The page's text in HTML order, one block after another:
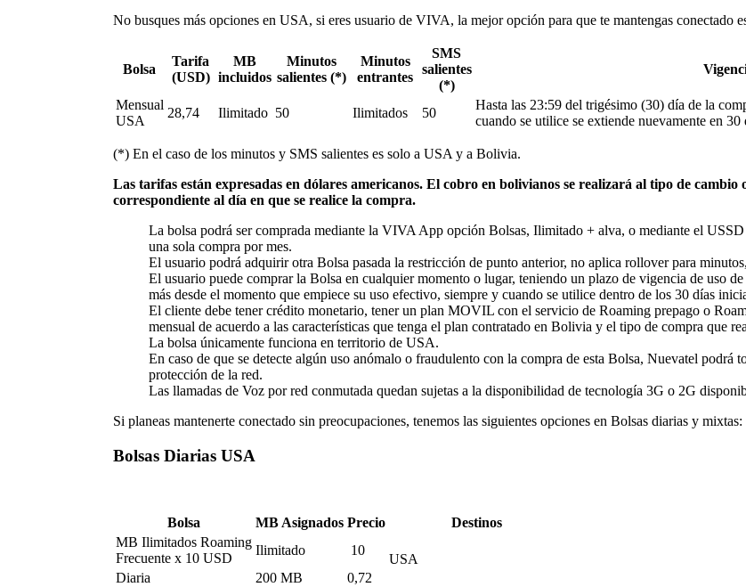
No busques más opciones en USA, si eres usuario de VIVA, la mejor opción para que te mantengas conectado
Bolsa
Tarifa
(USD)
MB
incluidos
Minutos
salientes (*)
Minutos
entrantes
SMS
salientes
(*)
Mensual
USA
28,74 Ilimitado 50 Ilimitados 50
Hasta las 23:59 del trigésimo (30) día de la
cuando se utilice se extiende nuevamente en 30
(*) En el caso de los minutos y SMS salientes es solo a USA y a Bolivia.
Las tarifas están expresadas en dólares americanos. El cobro en bolivianos se realizará al tipo de
correspondiente al día en que se realice la compra.
La bolsa podrá ser comprada mediante la VIVA App opción Bolsas, Ilimitado + alva, o mediante el
una sola compra por mes.
El usuario podrá adquirir otra Bolsa pasada la restricción de punto anterior, no aplica rollover para
El usuario puede comprar la Bolsa en cualquier momento o lugar, teniendo un plazo de vigencia de uso
más desde el momento que empiece su uso efectivo, siempre y cuando se utilice dentro de los 30 días
El cliente debe tener crédito monetario, tener un plan MOVIL con el servicio de Roaming prepago o
mensual de acuerdo a las características que tenga el plan contratado en Bolivia y el tipo de compra que
La bolsa únicamente funciona en territorio de USA.
En caso de que se detecte algún uso anómalo o fraudulento con la compra de esta Bolsa, Nuevatel podrá
protección de la red.
Las llamadas de Voz por red conmutada quedan sujetas a la disponibilidad de tecnología 3G o 2G
Si planeas mantenerte conectado sin preocupaciones, tenemos las siguientes opciones en Bolsas diarias y mixtas:
Bolsas Diarias USA
Bolsa MB Asignados Precio
Destinos
MB Ilimitados Roaming
Frecuente x 10 USD
Ilimitado 10
USA
Diaria
200 MB 0,72